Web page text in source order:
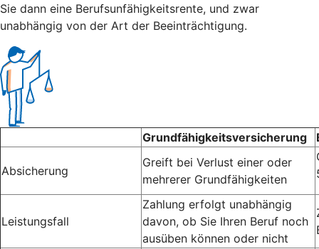
Sie dann eine Berufsunfähigkeitsrente, und zwar
unabhängig von der Art der Beeinträchtigung.
Grundfähigkeitsversicherung
Absicherung
Greift bei Verlust einer oder
mehrerer Grundfähigkeiten
Leistungsfall
Zahlung erfolgt unabhängig
davon, ob Sie Ihren Beruf noch
ausüben können oder nicht